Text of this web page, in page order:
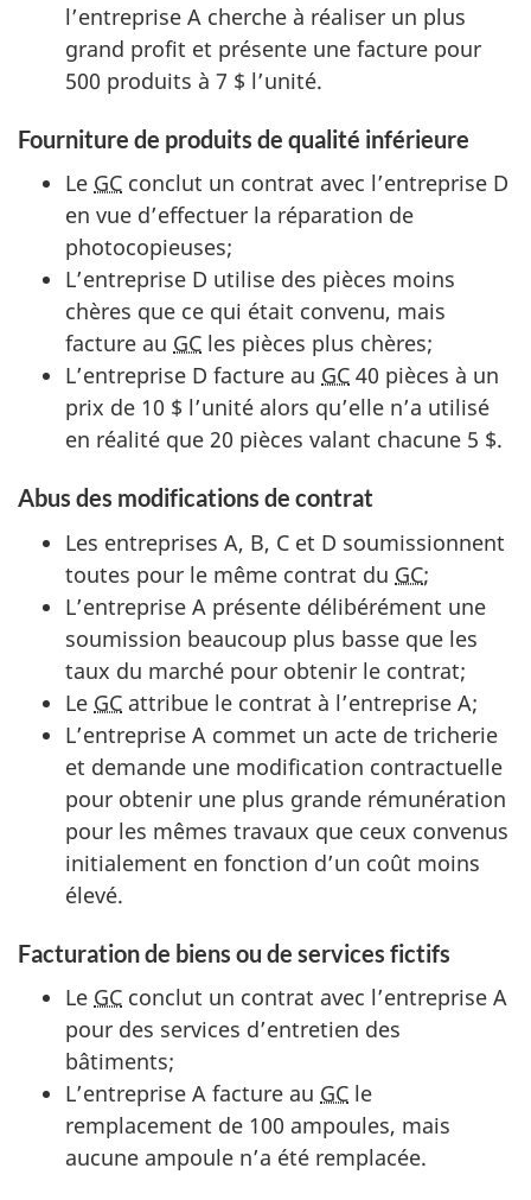
l’entreprise A cherche à réaliser un plus
grand profit et présente une facture pour
500 produits à 7 $ l’unité.
Fourniture de produits de qualité inférieure
Le GC conclut un contrat avec l’entreprise D
en vue d’effectuer la réparation de
photocopieuses;
L’entreprise D utilise des pièces moins
chères que ce qui était convenu, mais
facture au GC les pièces plus chères;
L’entreprise D facture au GC 40 pièces à un
prix de 10 $ l’unité alors qu’elle n’a utilisé
en réalité que 20 pièces valant chacune 5 $.
Abus des modifications de contrat
Les entreprises A, B, C et D soumissionnent
toutes pour le même contrat du GC;
L’entreprise A présente délibérément une
soumission beaucoup plus basse que les
taux du marché pour obtenir le contrat;
Le GC attribue le contrat à l’entreprise A;
L’entreprise A commet un acte de tricherie
et demande une modification contractuelle
pour obtenir une plus grande rémunération
pour les mêmes travaux que ceux convenus
initialement en fonction d’un coût moins
élevé.
Facturation de biens ou de services fictifs
Le GC conclut un contrat avec l’entreprise A
pour des services d’entretien des
bâtiments;
L’entreprise A facture au GC le
remplacement de 100 ampoules, mais
aucune ampoule n’a été remplacée.